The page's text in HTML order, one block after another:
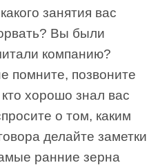
занятия вас
Вы были
компанию?
помните, позвоните
хорошо знал вас
о том, каким
делайте заметки
ранние зерна